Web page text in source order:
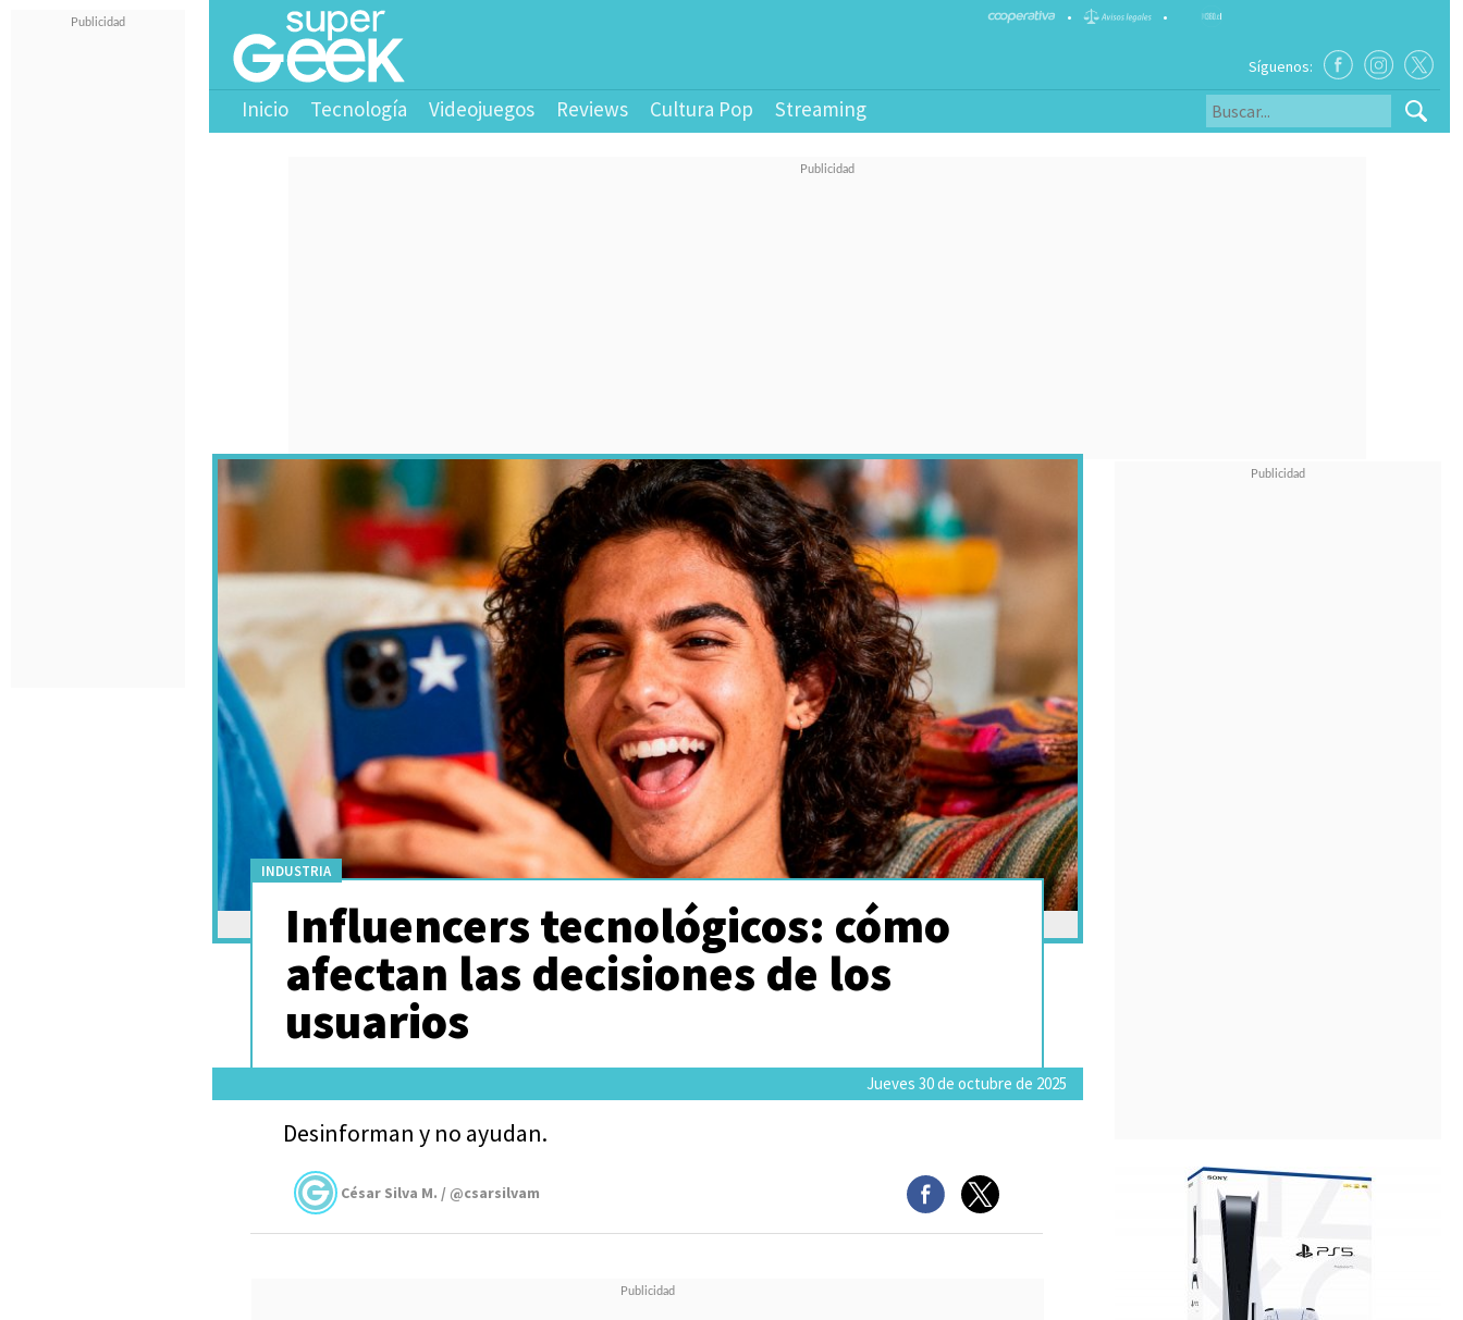
• •
Síguenos:
Inicio Tecnología Videojuegos Reviews Cultura Pop Streaming
INDUSTRIA
Influencers tecnológicos: cómo
afectan las decisiones de los
usuarios
Jueves 30 de octubre de 2025
Desinforman y no ayudan.
César Silva M. / @csarsilvam